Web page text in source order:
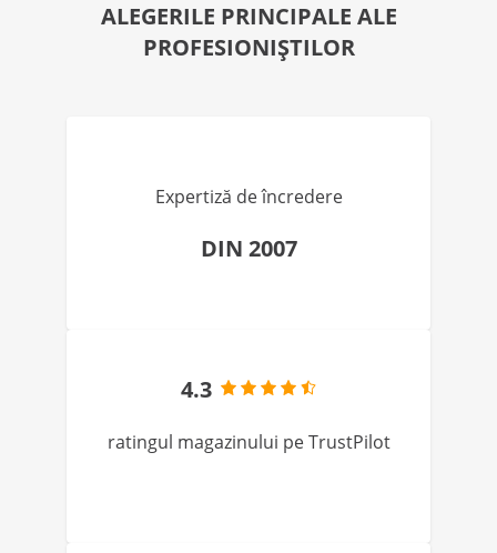
ALEGERILE PRINCIPALE ALE
PROFESIONIȘTILOR
Expertiză de încredere
DIN 2007
4.3
ratingul magazinului pe TrustPilot